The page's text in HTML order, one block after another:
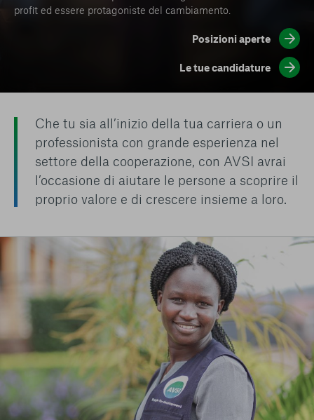
conto del fatto che il blocco di alcuni cookie può
condizionare l’esperienza sulla Piattaforma e il suo
funzionamento. Premendo “Conferma le mie scelte”, la
selezione relativa ai cookie effettuata verrà salvata. Se non è
stata selezionata alcuna opzione, premere questo pulsante
equivarrà a rifiutare tutti i cookie. Per ulteriori informazioni, è
possibile consultare la nostraUlteriori informazioni
Cookie strettamente necessari
Cookie di analisi
Cookies di marketing
profit ed essere protagoniste del cambiamento.
Posizioni aperte
Le tue candidature
Che tu sia all’inizio della tua carriera o un
professionista con grande esperienza nel
settore della cooperazione, con AVSI avrai
l’occasione di aiutare le persone a scoprire il
proprio valore e di crescere insieme a loro.